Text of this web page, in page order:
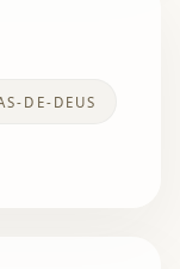
DE-DEUS